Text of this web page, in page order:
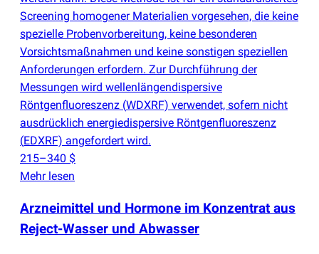
Screening homogener Materialien vorgesehen, die keine
spezielle Probenvorbereitung, keine besonderen
Vorsichtsmaßnahmen und keine sonstigen speziellen
Anforderungen erfordern. Zur Durchführung der
Messungen wird wellenlängendispersive
Röntgenfluoreszenz (WDXRF) verwendet, sofern nicht
ausdrücklich energiedispersive Röntgenfluoreszenz
(EDXRF) angefordert wird.
215–340 $
Mehr lesen
Arzneimittel und Hormone im Konzentrat aus
Reject-Wasser und Abwasser